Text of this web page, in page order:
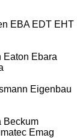
EBA EDT EHT
Eaton Ebara
Eigenbau
Beckum
Emag